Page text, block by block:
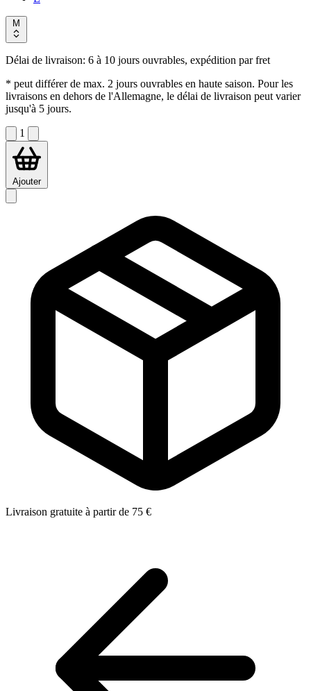
M
Délai de livraison: 6 à 10 jours ouvrables, expédition par fret
* peut différer de max. 2 jours ouvrables en haute saison. Pour les
livraisons en dehors de l'Allemagne, le délai de livraison peut varier
jusqu'à 5 jours.
1
Ajouter
Livraison gratuite à partir de 75 €